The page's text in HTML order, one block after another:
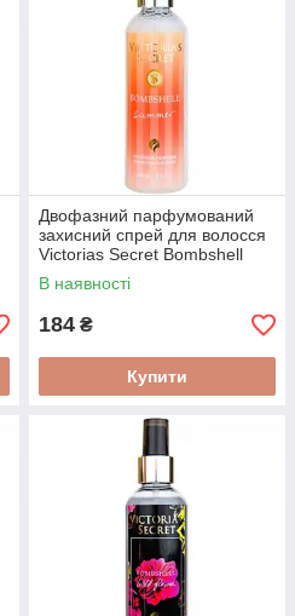
Двофазний парфумований
захисний спрей для волосся
Victorias Secret Bombshell
Summer 200 мл
В наявності
184 ₴
Купити